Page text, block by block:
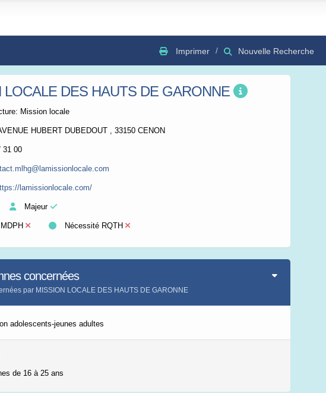
Imprimer Nouvelle Recherche
GSV Bing
LOCALE DES HAUTS DE GARONNE
Mission locale
HUBERT DUBEDOUT , 33150 CENON
31 00
lamissionlocale.com/
Majeur
Nécessité RQTH
concernées
par MISSION LOCALE DES HAUTS DE GARONNE
adolescents-jeunes adultes
de 16 à 25 ans